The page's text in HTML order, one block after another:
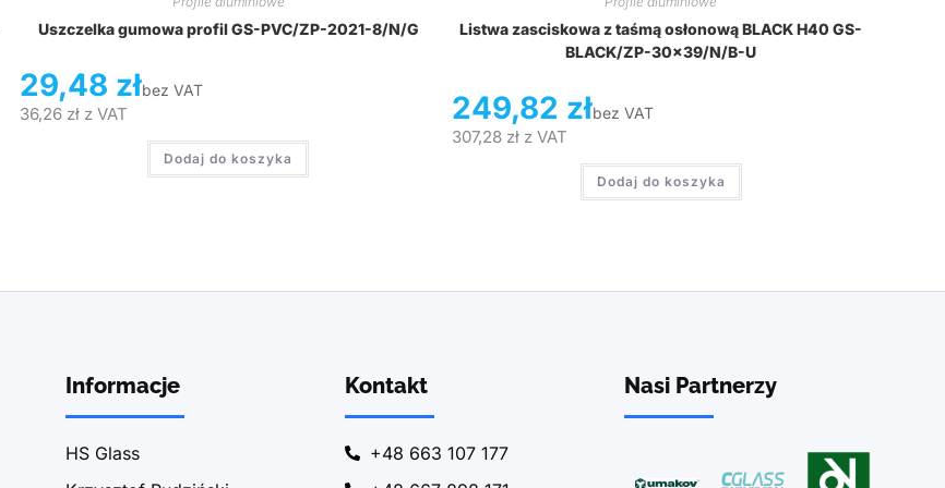
Uszczelka gumowa profil GS-PVC/ZP-2021-8/N/G
29,48 złbez VAT
36,26 złz VAT
Dodaj do koszyka
Listwa zasciskowa z taśmą osłonową BLACK H40 GS-
BLACK/ZP-30×39/N/B-U
249,82 złbez VAT
307,28 złz VAT
Dodaj do koszyka
Informacje
HS Glass
Kontakt
+48 663 107 177
Nasi Partnerzy